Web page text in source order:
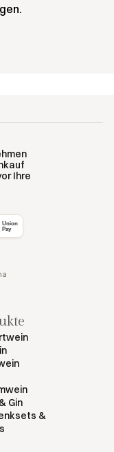
Ihre
Union
Pay
Gin
&